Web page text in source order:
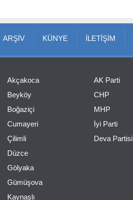
ARŞİV KÜNYE İLETİŞİM
Akçakoca
Beyköy
Boğaziçi
Cumayeri
Çilimli
Düzce
Gölyaka
Gümüşova
Kaynaşlı
AK Parti
CHP
MHP
İyi Parti
Deva Partisi